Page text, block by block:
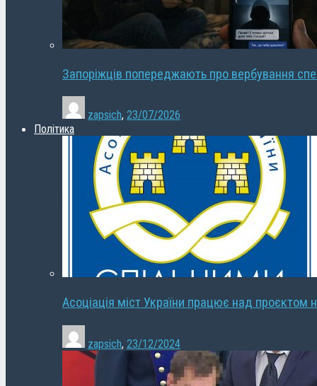
Запоріжців попереджають про вербування
zapsich, 23/07/2026
Політика
Асоціація міст України працює над проєктом
zapsich, 23/12/2024